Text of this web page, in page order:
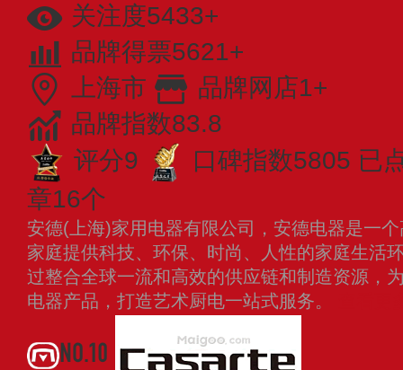
关注度5433+
品牌得票5621+
上海市
品牌网店1+
品牌指数83.8
评分9
口碑指数5805 已
章16个
安德(上海)家用电器有限公司，安德电器是一
家庭提供科技、环保、时尚、人性的家庭生活
过整合全球一流和高效的供应链和制造资源，
电器产品，打造艺术厨电一站式服务。
NO.10